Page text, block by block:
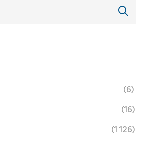
(6)
(16)
(1 126)